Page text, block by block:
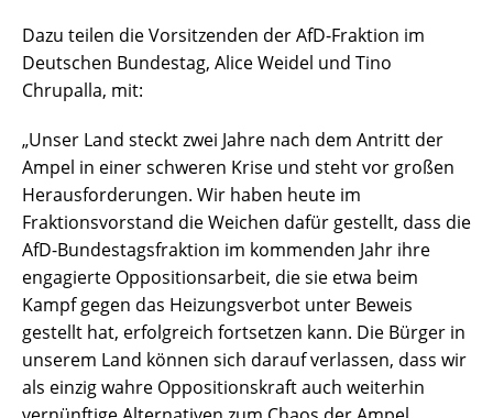
Dazu teilen die Vorsitzenden der AfD-Fraktion im
Deutschen Bundestag, Alice Weidel und Tino
Chrupalla, mit:
„Unser Land steckt zwei Jahre nach dem Antritt der
Ampel in einer schweren Krise und steht vor großen
Herausforderungen. Wir haben heute im
Fraktionsvorstand die Weichen dafür gestellt, dass die
AfD-Bundestagsfraktion im kommenden Jahr ihre
engagierte Oppositionsarbeit, die sie etwa beim
Kampf gegen das Heizungsverbot unter Beweis
gestellt hat, erfolgreich fortsetzen kann. Die Bürger in
unserem Land können sich darauf verlassen, dass wir
als einzig wahre Oppositionskraft auch weiterhin